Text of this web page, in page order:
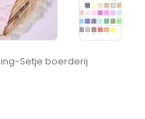
-Setje boerderij